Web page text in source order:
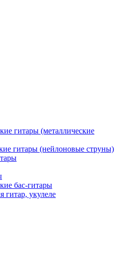
гитары (металлические
гитары (нейлоновые струны)
бас-гитары
гитар, укулеле